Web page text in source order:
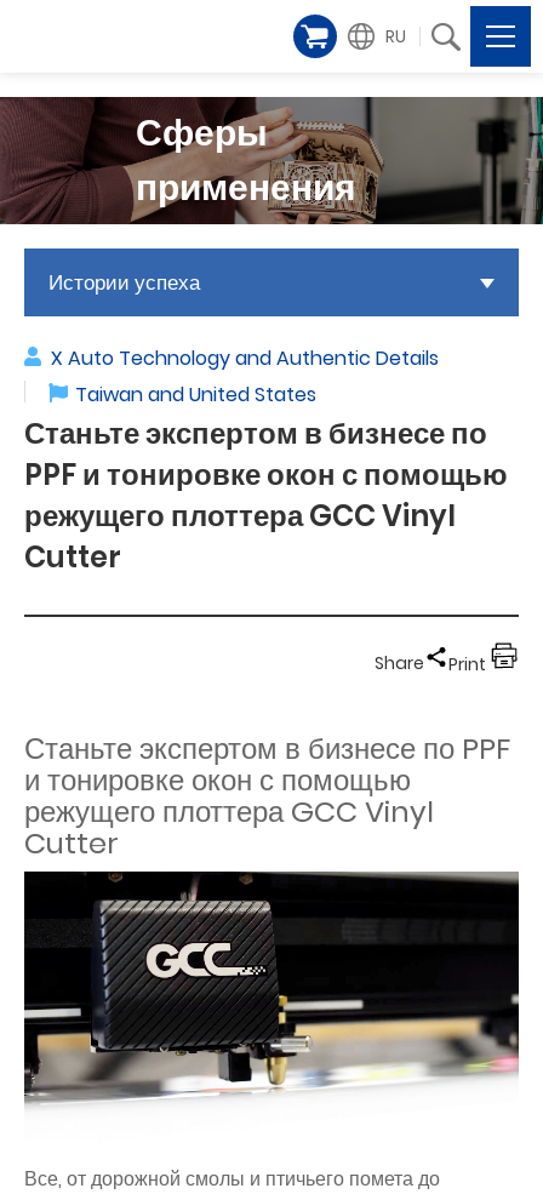
RU
Сферы
применения
Истории успеха
X Auto Technology and Authentic Details
Taiwan and United States
Станьте экспертом в бизнесе по
PPF и тонировке окон с помощью
режущего плоттера GCC Vinyl
Cutter
Share Print
Станьте экспертом в бизнесе по PPF
и тонировке окон с помощью
режущего плоттера GCC Vinyl
Cutter
Все, от дорожной смолы и птичьего помета до